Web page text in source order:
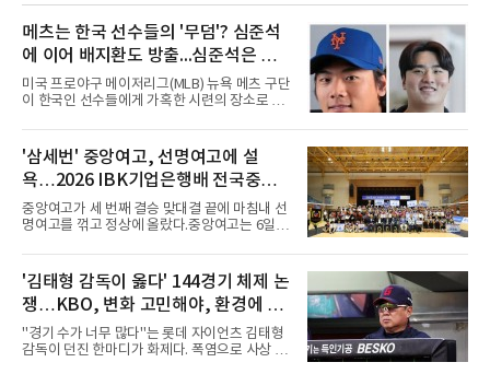
메츠는 한국 선수들의 '무덤'? 심준석
에 이어 배지환도 방출...심준석은 이
미 귀국, 배지환은 미국 잔류할 듯
미국 프로야구 메이저리그(MLB) 뉴욕 메츠 구단
이 한국인 선수들에게 가혹한 시련의 장소로 전
대형 유망주로 기대를 모았던 투수 심준석에 이
어, 빅리그 경력을 지닌 내외야수 배지환까지 연
달아 뉴욕 메츠 산하 마이너리그에서 방출 통보
를 받는 아픔을 겪었다. 두 선수의 동반 이탈은
메츠 구단이 유독 한국 선수들에게 '기회의 땅'이
아닌 '무덤'처럼 작용하고 있음을 방증하고 있다.
고교 시절 시속 160km에 달하는 강속구로 큰 스
리츠와 마이애미 말린스를 거쳐 메츠에 둥지를
틀며 반등을 노렸으나
'삼세번' 중앙여고, 선명여고에 설
욕…2026 IBK기업은행배 전국중고
배구대회 우승
중앙여고가 세 번째 결승 맞대결 끝에 마침내 선
명여고를 꺾고 정상에 올랐다.중앙여고는 6일
행배 전국중고배구대회 18세 이하 여자부 결승
에서 선명여고를 세트스코어 3-1(13-25, 25-14,
25-17, 25-10)로 물리치고 우승을 차지했다.첫
세트를 13-25로 내주며 불안하게 출발한 중앙여
고는 이후 조직력을 되찾아 2세트부터 경기 주
도권을 완전히 장악했다. 강한 서브와 탄탄한 수
비를 앞세워 내리 세 세트를 따내며 짜릿한 역전
'김태형 감독이 옳다' 144경기 체제 논
쟁…KBO, 변화 고민해야, 환경에 맞
는 경기 수가 바람직
"경기 수가 너무 많다"는 롯데 자이언츠 김태형
감독이 던진 한마디가 화제다. 폭염으로 사상 초